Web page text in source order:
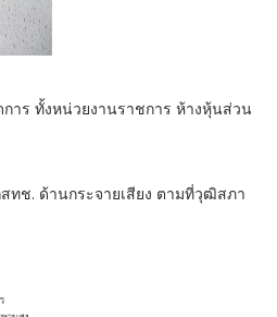
าร ทั้งหน่วยงานราชการ ห้างหุ้นส่วน
ทช. ด้านกระจายเสียง ตามที่วุฒิสภา